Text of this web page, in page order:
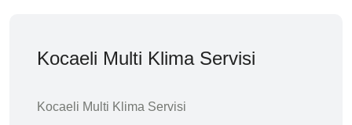
Kocaeli Multi Klima Servisi
Kocaeli Multi Klima Servisi